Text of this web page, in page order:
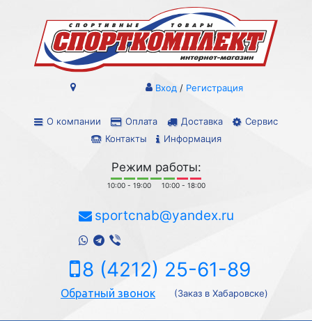
О компании Оплата Доставка
Сервис
Контакты
Информация
Вход / Регистрация
Режим работы:
10:00 - 19:00 10:00 - 18:00
sportcnab@yandex.ru
8 (4212) 25-61-89
Обратный звонок (Заказ в Хабаровске)